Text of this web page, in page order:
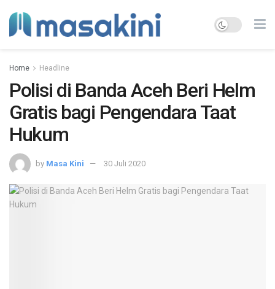
Home Headline
Polisi di Banda Aceh Beri Helm
Gratis bagi Pengendara Taat
Hukum
by Masa Kini 30 Juli 2020